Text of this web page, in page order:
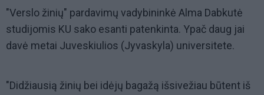
"Verslo žinių" pardavimų vadybininkė Alma Dabkutė
studijomis KU sako esanti patenkinta. Ypač daug jai
davė metai Juveskiulios (Jyvaskyla) universitete.
"Didžiausią žinių bei idėjų bagažą išsivežiau būtent iš